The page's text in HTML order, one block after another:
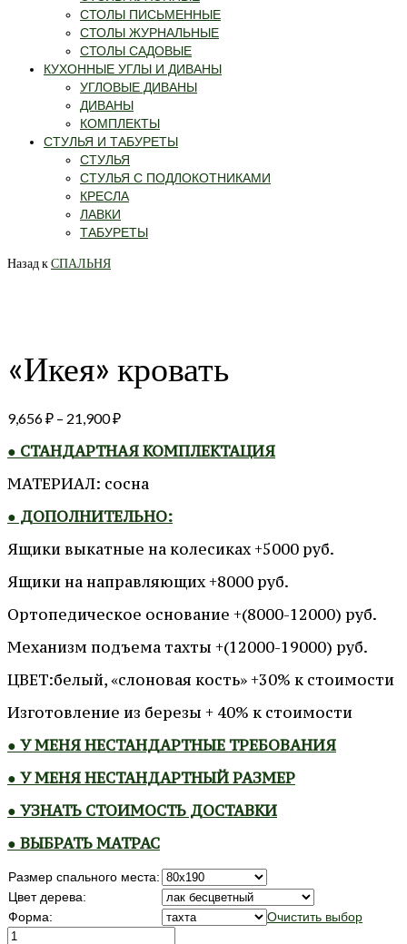
СТОЛЫ ПИСЬМЕННЫЕ
СТОЛЫ ЖУРНАЛЬНЫЕ
СТОЛЫ САДОВЫЕ
КУХОННЫЕ УГЛЫ И ДИВАНЫ
УГЛОВЫЕ ДИВАНЫ
ДИВАНЫ
КОМПЛЕКТЫ
СТУЛЬЯ И ТАБУРЕТЫ
СТУЛЬЯ
СТУЛЬЯ С ПОДЛОКОТНИКАМИ
КРЕСЛА
ЛАВКИ
ТАБУРЕТЫ
Назад кСПАЛЬНЯ
«Икея» кровать
9,656₽ – 21,900₽
● СТАНДАРТНАЯ КОМПЛЕКТАЦИЯ
МАТЕРИАЛ: сосна
● ДОПОЛНИТЕЛЬНО:
Ящики выкатные на колесиках +5000 руб.
Ящики на направляющих +8000 руб.
Ортопедическое основание +(8000-12000) руб.
Механизм подъема тахты +(12000-19000) руб.
ЦВЕТ:белый, «слоновая кость» +30% к стоимости
Изготовление из березы + 40% к стоимости
● У МЕНЯ НЕСТАНДАРТНЫЕ ТРЕБОВАНИЯ
● У МЕНЯ НЕСТАНДАРТНЫЙ РАЗМЕР
● УЗНАТЬ СТОИМОСТЬ ДОСТАВКИ
● ВЫБРАТЬ МАТРАС
Размер спального места:
Цвет дерева:
Форма:
Очистить выбор
Количество